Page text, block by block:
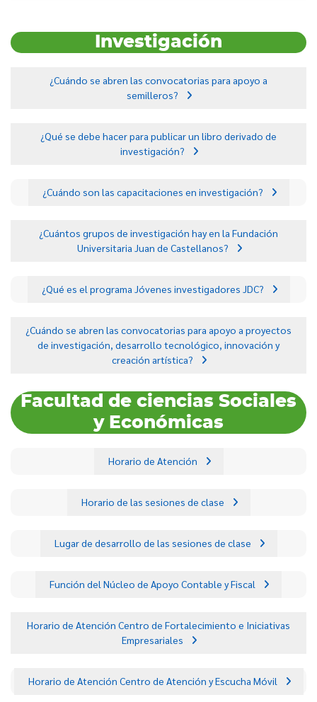
Investigación
¿Cuándo se abren las convocatorias para apoyo a
semilleros?
¿Qué se debe hacer para publicar un libro derivado de
investigación?
¿Cuándo son las capacitaciones en investigación?
¿Cuántos grupos de investigación hay en la Fundación
Universitaria Juan de Castellanos?
¿Qué es el programa Jóvenes investigadores JDC?
¿Cuándo se abren las convocatorias para apoyo a proyectos
de investigación, desarrollo tecnológico, innovación y
creación artística?
Facultad de ciencias Sociales
y Económicas
Horario de Atención
Horario de las sesiones de clase
Lugar de desarrollo de las sesiones de clase
Función del Núcleo de Apoyo Contable y Fiscal
Horario de Atención Centro de Fortalecimiento e Iniciativas
Empresariales
Horario de Atención Centro de Atención y Escucha Móvil